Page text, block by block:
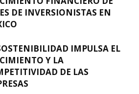
DE INVERSIONISTAS EN
IMPULSA EL
Y LA
DE LAS